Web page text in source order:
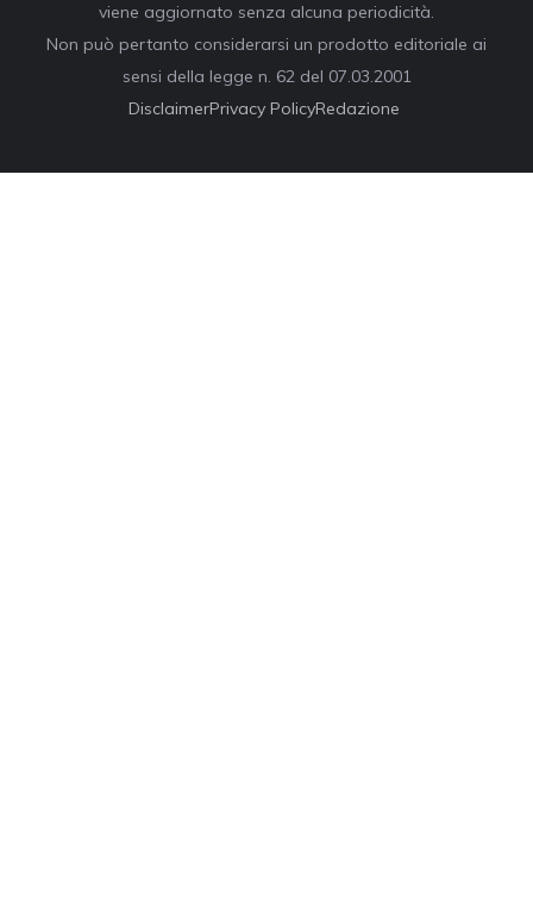
viene aggiornato senza alcuna periodicità.
Non può pertanto considerarsi un prodotto editoriale ai
sensi della legge n. 62 del 07.03.2001
DisclaimerPrivacy PolicyRedazione